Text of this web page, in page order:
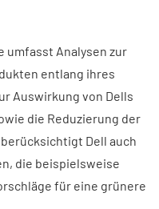
umfasst Analysen zur
entlang ihres
Auswirkung von Dells
die Reduzierung der
Dell auch
die beispielsweise
für eine grünere